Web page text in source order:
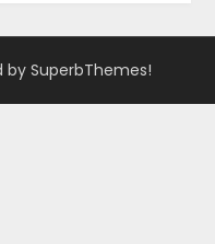
bySuperbThemes!